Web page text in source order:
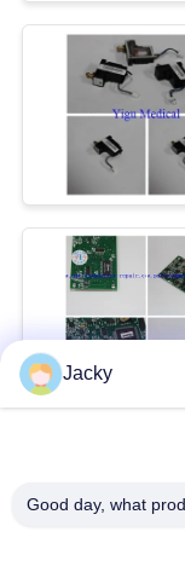
NEWS
PRIVACY
POLICY
Jacky
Good day, what